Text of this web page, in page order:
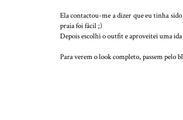
Ela contactou-me a dizer que eu tinha
praia foi fácil ;)
Depois escolhi o outfit e aproveitei uma
Para verem o look completo, passem pelo